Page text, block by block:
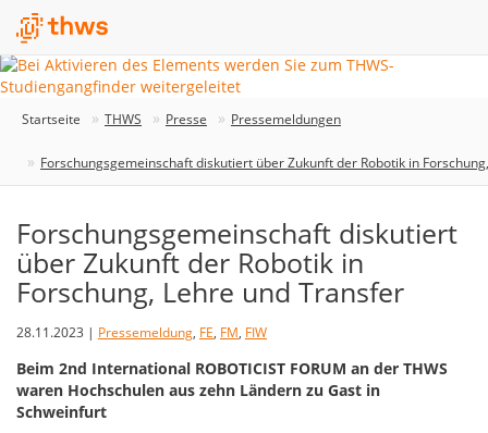
Startseite THWS Presse Pressemeldungen
Forschungsgemeinschaft diskutiert über Zukunft der Robotik in
Forschungsgemeinschaft diskutiert
über Zukunft der Robotik in
Forschung, Lehre und Transfer
28.11.2023 | Pressemeldung, FE, FM, FIW
Beim 2nd International ROBOTICIST FORUM an der THWS
waren Hochschulen aus zehn Ländern zu Gast in
Schweinfurt